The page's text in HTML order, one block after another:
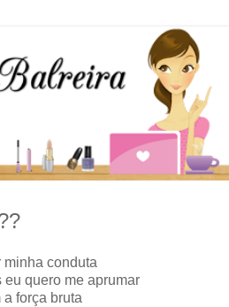
minha conduta
eu quero me aprumar
a força bruta